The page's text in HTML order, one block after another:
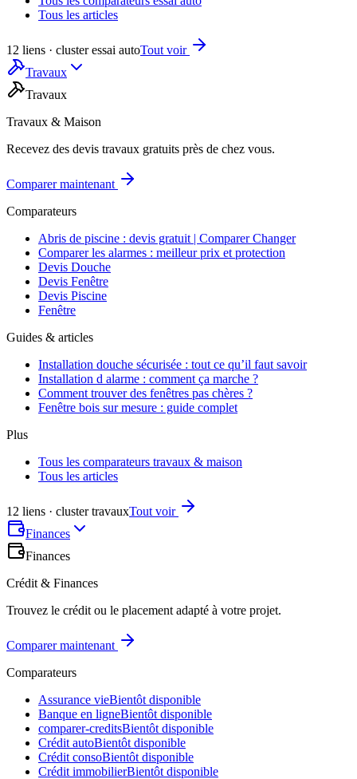
Tous les articles
12 liens · cluster essai autoTout voir
Travaux
Travaux
Travaux & Maison
Recevez des devis travaux gratuits près de chez vous.
Comparer maintenant
Comparateurs
Abris de piscine : devis gratuit | Comparer Changer
Comparer les alarmes : meilleur prix et protection
Devis Douche
Devis Fenêtre
Devis Piscine
Fenêtre
Guides & articles
Installation douche sécurisée : tout ce qu’il faut savoir
Installation d alarme : comment ça marche ?
Comment trouver des fenêtres pas chères ?
Fenêtre bois sur mesure : guide complet
Plus
Tous les comparateurs travaux & maison
Tous les articles
12 liens · cluster travauxTout voir
Finances
Finances
Crédit & Finances
Trouvez le crédit ou le placement adapté à votre projet.
Comparer maintenant
Comparateurs
Assurance vieBientôt disponible
Banque en ligneBientôt disponible
comparer-creditsBientôt disponible
Crédit autoBientôt disponible
Crédit consoBientôt disponible
Crédit immobilierBientôt disponible